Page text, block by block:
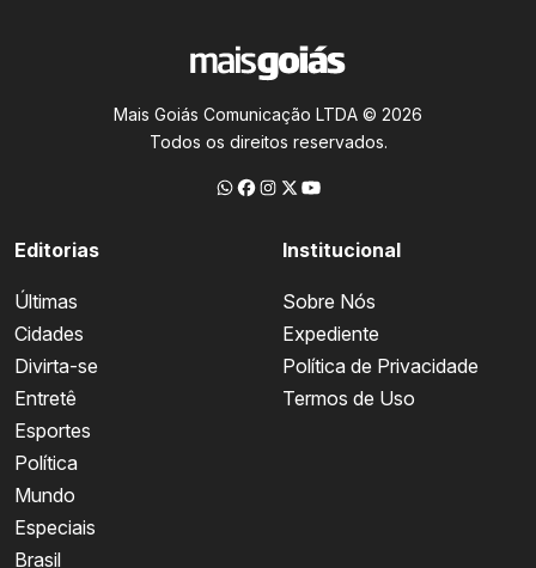
Mais Goiás Comunicação LTDA © 2026
Todos os direitos reservados.
Editorias
Últimas
Cidades
Divirta-se
Entretê
Esportes
Política
Mundo
Especiais
Brasil
Institucional
Sobre Nós
Expediente
Política de Privacidade
Termos de Uso